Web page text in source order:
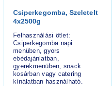
Csiperkegomba, Szeletelt
4x2500g
Felhasználási ötlet:
Csiperkegomba napi
menüben, gyors
ebédajánlatban,
gyerekmenüben, snack
kosárban vagy catering
kínálatban használható.